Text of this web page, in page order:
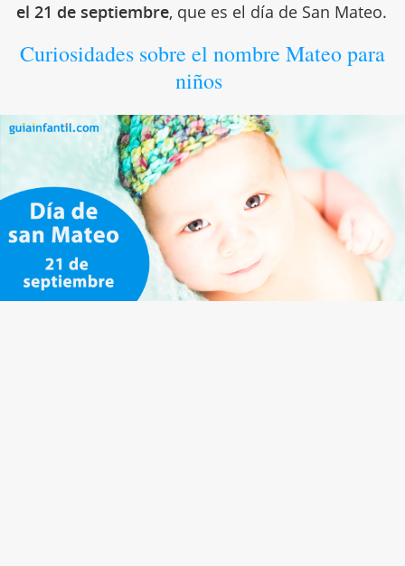
el 21 de septiembre, que es el día de San Mateo.
Curiosidades sobre el nombre Mateo para
niños